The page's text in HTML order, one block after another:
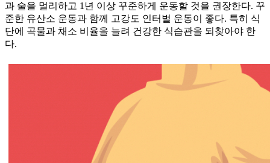
과 술을 멀리하고 1년 이상 꾸준하게 운동할 것을 권장한다. 꾸
준한 유산소 운동과 함께 고강도 인터벌 운동이 좋다. 특히 식
단에 곡물과 채소 비율을 늘려 건강한 식습관을 되찾아야 한
다.